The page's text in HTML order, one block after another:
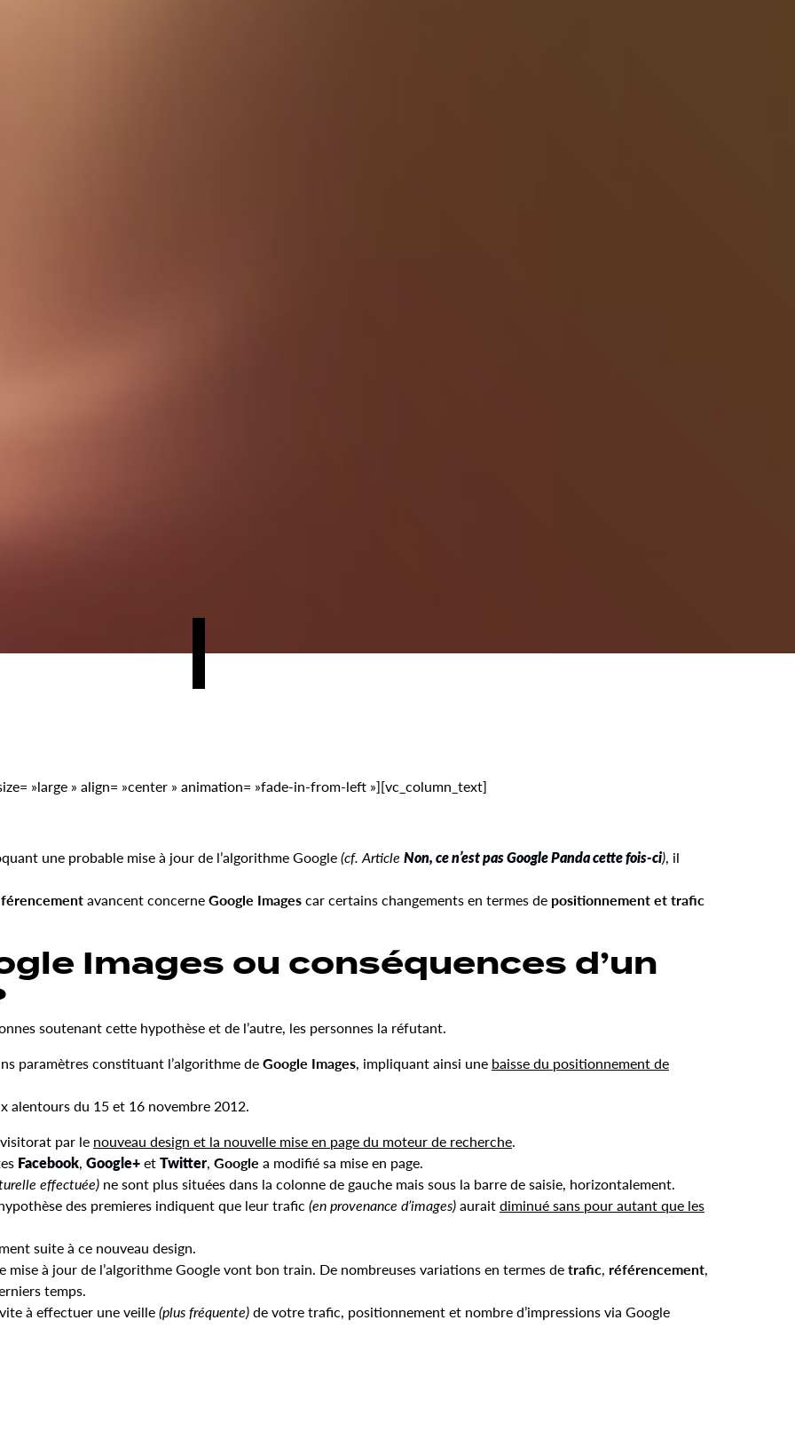
»large » align= »center » animation= »fade-in-from-left »][vc_column_text]
une probable mise à jour de l’algorithme Google(cf. Article Non, ce n’est pas Google Panda cette fois-ci), il
avancent concerneGoogle Imagescar certains changements en termes de positionnement et trafic
Images ou conséquences d’un
soutenant cette hypothèse et de l’autre, les personnes la réfutant.
paramètres constituant l’algorithme deGoogle Images, impliquant ainsi une baisse du positionnement de
alentours du 15 et 16 novembre 2012.
par le nouveau design et la nouvelle mise en page du moteur de recherche.
Facebook, Google+etTwitter, Google a modifié sa mise en page.
effectuée) ne sont plus situées dans la colonne de gauche mais sous la barre de saisie, horizontalement.
des premieres indiquent que leur trafic (en provenance d’images)auraitdiminué sans pour autant que les
suite à ce nouveau design.
à jour de l’algorithme Google vont bon train. De nombreuses variations en termes detrafic, référencement,
temps.
à effectuer une veille(plus fréquente)de votre trafic, positionnement et nombre d’impressions via Google